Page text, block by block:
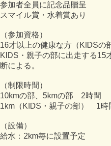
参加者全員に記念品贈呈
スマイル賞・水着賞あり
（参加資格）
16才以上の健康な方（KIDSの
KIDS・親子の部に出走する15
断による。
（制限時間）
10kmの部、5kmの部 2時間
1km（KIDS・親子の部） 1時
（設備）
給水：2km毎に設置予定